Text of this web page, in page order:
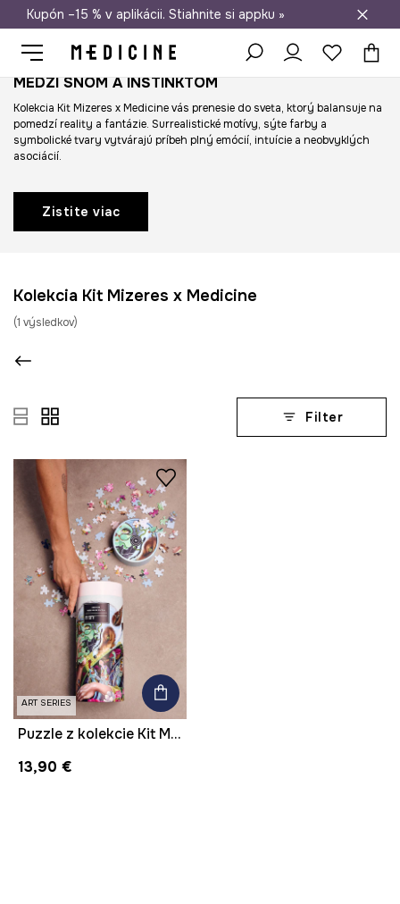
Doprava zadarmo od 50 €
Kupón –15 % v aplikácii. Stiahnite si appku »
MEDZI SNOM A INŠTINKTOM
Kolekcia Kit Mizeres x Medicine vás prenesie do sveta, ktorý balansuje na
pomedzí reality a fantázie. Surrealistické motívy, sýte farby a
symbolické tvary vytvárajú príbeh plný emócií, intuície a neobvyklých
asociácií.
Zistite viac
Kolekcia Kit Mizeres x Medicine
(1 výsledkov)
Filter
ART SERIES
Puzzle z kolekcie Kit Mizeres x Medicine
13,90 €